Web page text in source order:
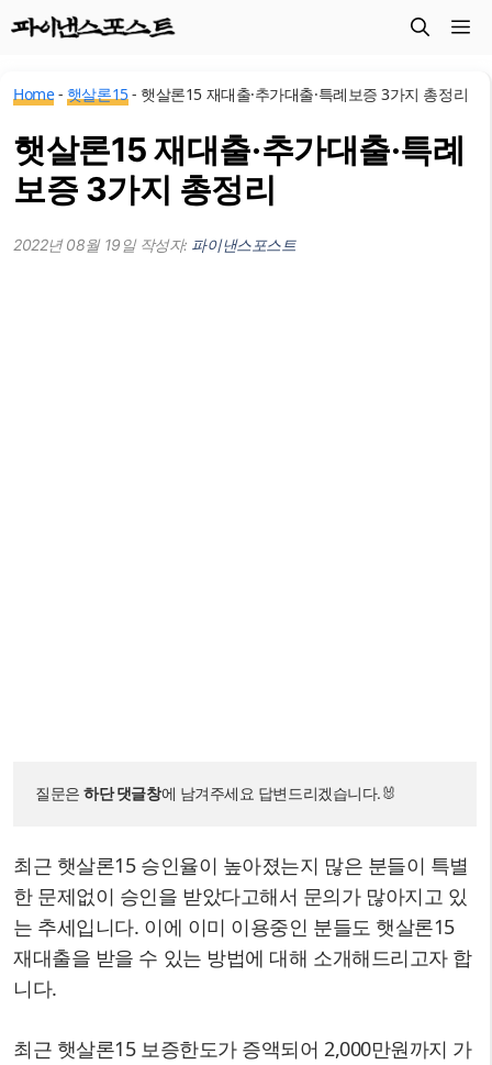
로
건
뛰
메
Home- 햇살론15- 햇살론15 재대출·추가대출·특례보증 3가지 총정리
햇살론15 재대출·추가대출·특례
보증 3가지 총정리
2022년 08월 19일 작성자: 파이낸스포스트
질문은 하단 댓글창에 남겨주세요 답변드리겠습니다.🐰
최근 햇살론15 승인율이 높아졌는지 많은 분들이 특별
한 문제없이 승인을 받았다고해서 문의가 많아지고 있
는 추세입니다. 이에 이미 이용중인 분들도 햇살론15
재대출을 받을 수 있는 방법에 대해 소개해드리고자 합
니다.
최근 햇살론15 보증한도가 증액되어 2,000만원까지 가